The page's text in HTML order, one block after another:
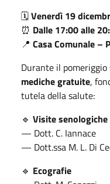
🗓Venerdì 19
⏰ Dalle 17:00 alle
📍 Casa Comunale –
Durante il
mediche gratuite,
tutela della salute:
🔹 Visite senologiche
— Dott. C. Iannace
— Dott.ssa M. L. Di
🔹 Ecografie